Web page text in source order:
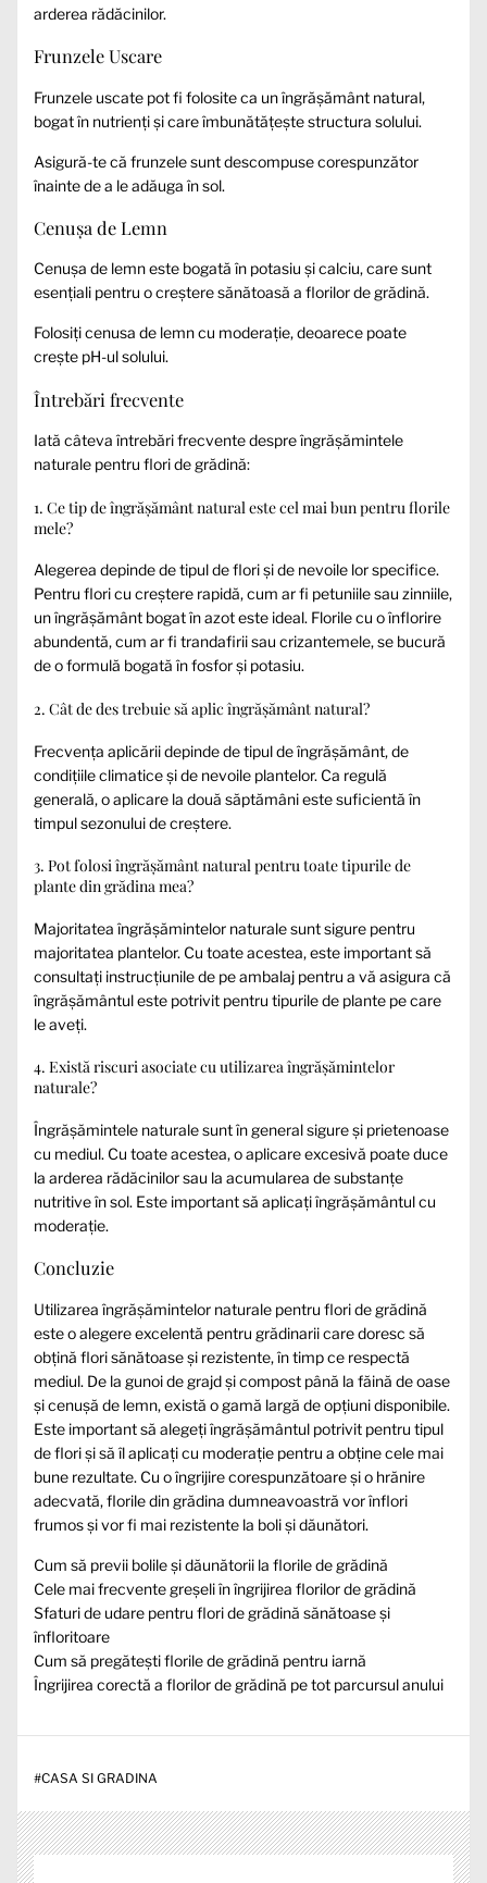
arderea rădăcinilor.
Frunzele Uscare
Frunzele uscate pot fi folosite ca un îngrășământ natural,
bogat în nutrienți și care îmbunătățește structura solului.
Asigură-te că frunzele sunt descompuse corespunzător
înainte de a le adăuga în sol.
Cenușa de Lemn
Cenușa de lemn este bogată în potasiu și calciu, care sunt
esențiali pentru o creștere sănătoasă a florilor de grădină.
Folosiți cenusa de lemn cu moderație, deoarece poate
crește pH-ul solului.
Întrebări frecvente
Iată câteva întrebări frecvente despre îngrășămintele
naturale pentru flori de grădină:
1. Ce tip de îngrășământ natural este cel mai bun pentru florile
mele?
Alegerea depinde de tipul de flori și de nevoile lor specifice.
Pentru flori cu creștere rapidă, cum ar fi petuniile sau zinniile,
un îngrășământ bogat în azot este ideal. Florile cu o înflorire
abundentă, cum ar fi trandafirii sau crizantemele, se bucură
de o formulă bogată în fosfor și potasiu.
2. Cât de des trebuie să aplic îngrășământ natural?
Frecvența aplicării depinde de tipul de îngrășământ, de
condițiile climatice și de nevoile plantelor. Ca regulă
generală, o aplicare la două săptămâni este suficientă în
timpul sezonului de creștere.
3. Pot folosi îngrășământ natural pentru toate tipurile de
plante din grădina mea?
Majoritatea îngrășămintelor naturale sunt sigure pentru
majoritatea plantelor. Cu toate acestea, este important să
consultați instrucțiunile de pe ambalaj pentru a vă asigura că
îngrășământul este potrivit pentru tipurile de plante pe care
le aveți.
4. Există riscuri asociate cu utilizarea îngrășămintelor
naturale?
Îngrășămintele naturale sunt în general sigure și prietenoase
cu mediul. Cu toate acestea, o aplicare excesivă poate duce
la arderea rădăcinilor sau la acumularea de substanțe
nutritive în sol. Este important să aplicați îngrășământul cu
moderație.
Concluzie
Utilizarea îngrășămintelor naturale pentru flori de grădină
este o alegere excelentă pentru grădinarii care doresc să
obțină flori sănătoase și rezistente, în timp ce respectă
mediul. De la gunoi de grajd și compost până la făină de oase
și cenușă de lemn, există o gamă largă de opțiuni disponibile.
Este important să alegeți îngrășământul potrivit pentru tipul
de flori și să îl aplicați cu moderație pentru a obține cele mai
bune rezultate. Cu o îngrijire corespunzătoare și o hrănire
adecvată, florile din grădina dumneavoastră vor înflori
frumos și vor fi mai rezistente la boli și dăunători.
Cum să previi bolile și dăunătorii la florile de grădină
Cele mai frecvente greșeli în îngrijirea florilor de grădină
Sfaturi de udare pentru flori de grădină sănătoase și
înfloritoare
Cum să pregătești florile de grădină pentru iarnă
Îngrijirea corectă a florilor de grădină pe tot parcursul anului
#CASA SI GRADINA